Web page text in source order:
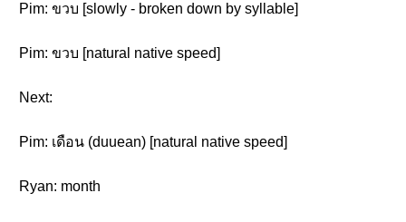
Pim: ขวบ [slowly - broken down by syllable]
Pim: ขวบ [natural native speed]
Next:
Pim: เดือน (duuean) [natural native speed]
Ryan: month